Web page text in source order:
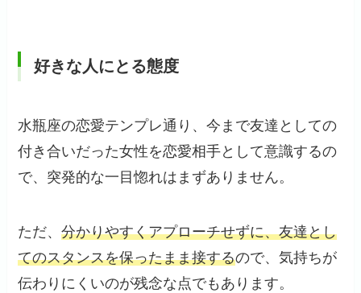
好きな人にとる態度
水瓶座の恋愛テンプレ通り、今まで友達としての
付き合いだった女性を恋愛相手として意識するの
で、突発的な一目惚れはまずありません。
ただ、分かりやすくアプローチせずに、友達とし
てのスタンスを保ったまま接するので、気持ちが
伝わりにくいのが残念な点でもあります。